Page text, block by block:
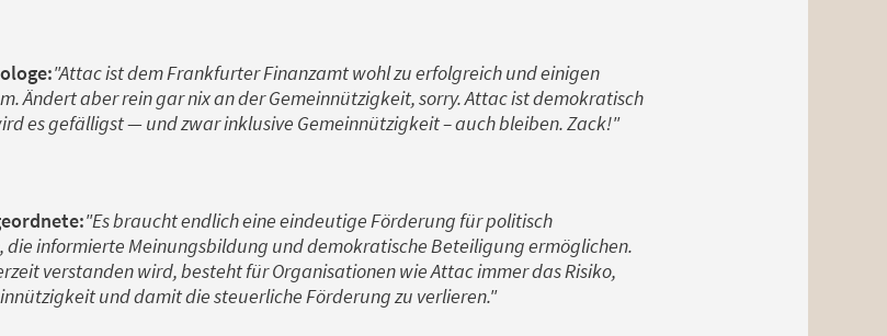
"Attac ist dem Frankfurter Finanzamt wohl zu erfolgreich und einigen
Ändert aber rein gar nix an der Gemeinnützigkeit, sorry. Attac ist demokratisch
es gefälligst — und zwar inklusive Gemeinnützigkeit – auch bleiben. Zack!"
"Es braucht endlich eine eindeutige Förderung für politisch
informierte Meinungsbildung und demokratische Beteiligung ermöglichen.
verstanden wird, besteht für Organisationen wie Attac immer das Risiko,
und damit die steuerliche Förderung zu verlieren."